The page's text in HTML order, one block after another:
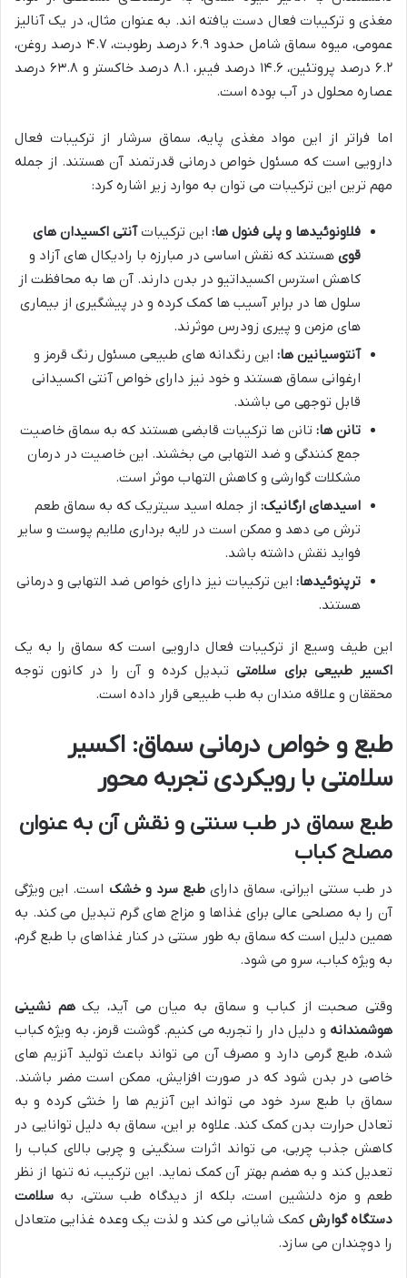
مغذی و ترکیبات فعال دست یافته اند. به عنوان مثال، در یک آنالیز
عمومی، میوه سماق شامل حدود ۶.۹ درصد رطوبت، ۴.۷ درصد روغن،
۶.۲ درصد پروتئین، ۱۴.۶ درصد فیبر، ۸.۱ درصد خاکستر و ۶۳.۸ درصد
عصاره محلول در آب بوده است.
اما فراتر از این مواد مغذی پایه، سماق سرشار از ترکیبات فعال
دارویی است که مسئول خواص درمانی قدرتمند آن هستند. از جمله
مهم ترین این ترکیبات می توان به موارد زیر اشاره کرد:
فلاونوئیدها و پلی فنول ها: این ترکیباتآنتی اکسیدان های
قوی هستند که نقش اساسی در مبارزه با رادیکال های آزاد و
کاهش استرس اکسیداتیو در بدن دارند. آن ها به محافظت از
سلول ها در برابر آسیب ها کمک کرده و در پیشگیری از بیماری
های مزمن و پیری زودرس موثرند.
آنتوسیانین ها: این رنگدانه های طبیعی مسئول رنگ قرمز و
ارغوانی سماق هستند و خود نیز دارای خواص آنتی اکسیدانی
قابل توجهی می باشند.
تانن ها: تانن ها ترکیبات قابضی هستند که به سماق خاصیت
جمع کنندگی و ضد التهابی می بخشند. این خاصیت در درمان
مشکلات گوارشی و کاهش التهاب موثر است.
اسیدهای ارگانیک: از جمله اسید سیتریک که به سماق طعم
ترش می دهد و ممکن است در لایه برداری ملایم پوست و سایر
فواید نقش داشته باشد.
ترپنوئیدها: این ترکیبات نیز دارای خواص ضد التهابی و درمانی
هستند.
این طیف وسیع از ترکیبات فعال دارویی است که سماق را به یک
اکسیر طبیعی برای سلامتیتبدیل کرده و آن را در کانون توجه
محققان و علاقه مندان به طب طبیعی قرار داده است.
طبع و خواص درمانی سماق: اکسیر
سلامتی با رویکردی تجربه محور
طبع سماق در طب سنتی و نقش آن به عنوان
مصلح کباب
در طب سنتی ایرانی، سماق دارای طبع سرد و خشک است. این ویژگی
آن را به مصلحی عالی برای غذاها و مزاج های گرم تبدیل می کند. به
همین دلیل است که سماق به طور سنتی در کنار غذاهای با طبع گرم،
به ویژه کباب، سرو می شود.
وقتی صحبت از کباب و سماق به میان می آید، یکهم نشینی
هوشمندانه و دلیل دار را تجربه می کنیم. گوشت قرمز، به ویژه کباب
شده، طبع گرمی دارد و مصرف آن می تواند باعث تولید آنزیم های
خاصی در بدن شود که در صورت افزایش، ممکن است مضر باشند.
سماق با طبع سرد خود می تواند این آنزیم ها را خنثی کرده و به
تعادل حرارت بدن کمک کند. علاوه بر این، سماق به دلیل توانایی در
کاهش جذب چربی، می تواند اثرات سنگینی و چربی بالای کباب را
تعدیل کند و به هضم بهتر آن کمک نماید. این ترکیب، نه تنها از نظر
طعم و مزه دلنشین است، بلکه از دیدگاه طب سنتی، به سلامت
دستگاه گوارش کمک شایانی می کند و لذت یک وعده غذایی متعادل
را دوچندان می سازد.